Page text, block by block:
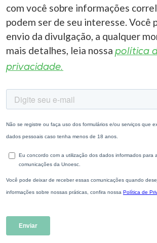
com você sobre informações
podem ser de seu interesse. Você
envio da divulgação, a qualquer
mais detalhes, leia nossa política
privacidade.